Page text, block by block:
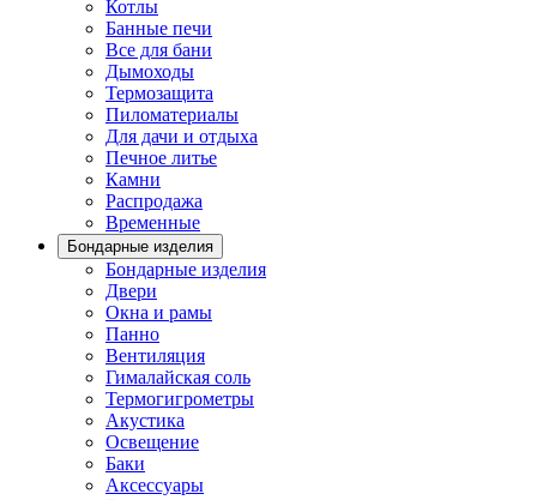
Котлы
Банные печи
Все для бани
Дымоходы
Термозащита
Пиломатериалы
Для дачи и отдыха
Печное литье
Камни
Распродажа
Временные
Бондарные изделия
Бондарные изделия
Двери
Окна и рамы
Панно
Вентиляция
Гималайская соль
Термогигрометры
Акустика
Освещение
Баки
Аксессуары